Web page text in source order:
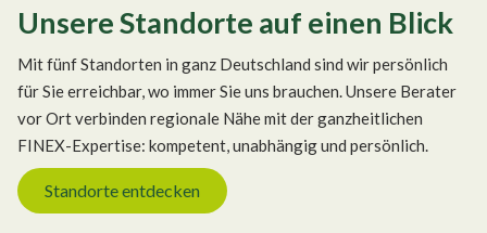
Unsere Standorte auf einen Blick
Mit fünf Standorten in ganz Deutschland sind wir persönlich
für Sie erreichbar, wo immer Sie uns brauchen. Unsere Berater
vor Ort verbinden regionale Nähe mit der ganzheitlichen
FINEX-Expertise: kompetent, unabhängig und persönlich.
Standorte entdecken